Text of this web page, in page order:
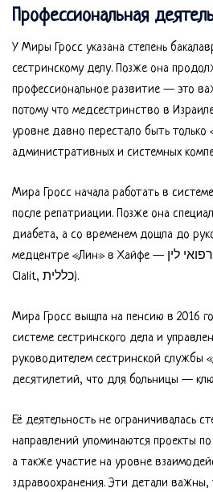
Профессиональная
У Миры Гросс указана степень
сестринскому делу. Позже она
профессиональное развитие — это
потому что медсестринство в
уровне давно перестало быть
административных и системных
Мира Гросс начала работать в
после репатриации. Позже она
диабета, а со временем дошла до
медцентре «Лин» в Хайфе — מרכז רפואי לין (это структура
Clalit, כללית).
Мира Гросс вышла на пенсию в 2016
системе сестринского дела и
руководителем сестринской службы
десятилетий, что для больницы —
Её деятельность не ограничивалась
направлений упоминаются проекты
а также участие на уровне
здравоохранения. Эти детали важны,